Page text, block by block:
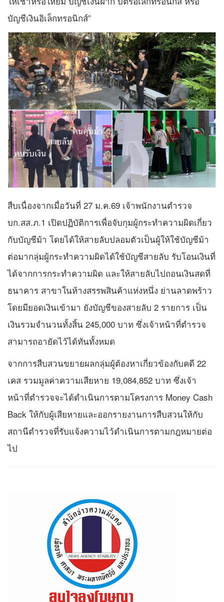
บัญชีเงินอิเล็กทรอนิกส์”
สืบเนื่องจากเมื่อวันที่ 27 ม.ค.69 เจ้าพนักงานตำรวจ
บก.สส.ภ.1 เปิดปฏิบัติการเพื่อจับกุมผู้กระทำความผิดเกี่ยว
กับบัญชีม้า โดยได้ให้สายลับปลอมตัวเป็นผู้ให้ใช้บัญชีม้า
ต่อมากลุ่มผู้กระทำความผิดได้ใช้บัญชีสายลับ รับโอนเงินที่
ได้จากการกระทำความผิด และให้สายลับไปถอนเงินสดที่
ธนาคาร สาขาในห้างสรรพสินค้าแห่งหนึ่ง ย่านลาดพร้าว
โดยมียอดเงินเข้ามา ยังบัญชีของสายลับ 2 รายการ เป็น
เงินรวมจำนวนทั้งสิ้น 245,000 บาท ซึ่งเจ้าหน้าที่ตำรวจ
สามารถอายัดไว้ได้ทันทั้งหมด
จากการสืบสวนขยายผลกลุ่มผู้ต้องหาเกี่ยวข้องกับคดี 22
เคส รวมมูลค่าความเสียหาย 19,084,852 บาท ซึ่งเจ้า
หน้าที่ตำรวจจะได้ดำเนินการตามโครงการ Money Cash
Back ให้กับผู้เสียหายและออกรายงานการสืบสวนให้กับ
สถานีตำรวจที่รับแจ้งความไว้ดำเนินการตามกฎหมายต่อ
ไป